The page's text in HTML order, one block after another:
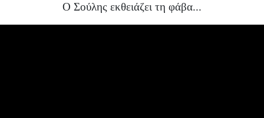
Ο Σούλης εκθειάζει τη φάβα...